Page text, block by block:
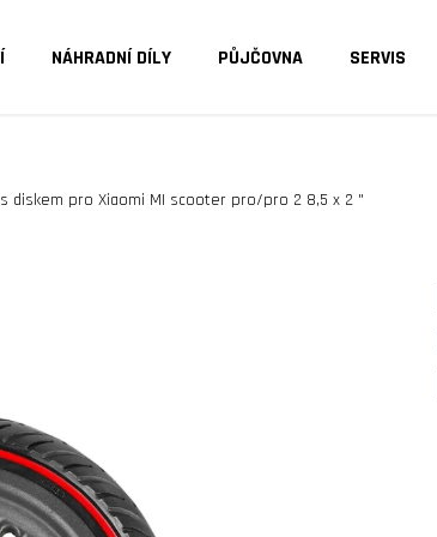
NÁHRADNÍ DÍLY PŮJČOVNA SERVIS
diskem pro Xiaomi MI scooter pro/pro 2 8,5 x 2 "